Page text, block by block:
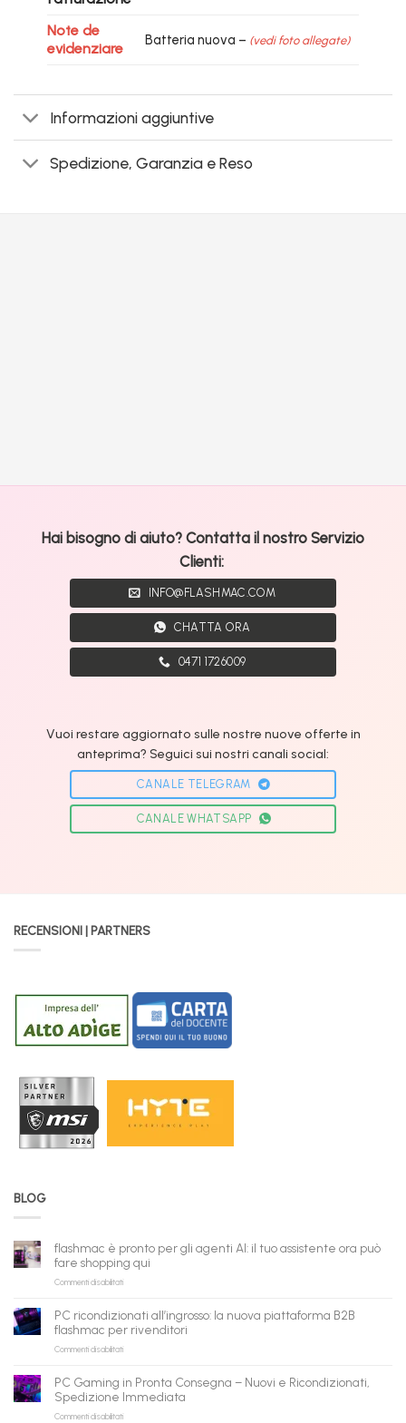
Note de
evidenziare
Batteria nuova – (vedi foto allegate)
Informazioni aggiuntive
Spedizione, Garanzia e Reso
Hai bisogno di aiuto? Contatta il nostro Servizio
Clienti:
INFO@FLASHMAC.COM
CHATTA ORA
0471 1726009
Vuoi restare aggiornato sulle nostre nuove offerte in
anteprima? Seguici sui nostri canali social:
CANALE TELEGRAM
CANALE WHATSAPP
RECENSIONI | PARTNERS
BLOG
flashmac è pronto per gli agenti AI: il tuo assistente ora può
fare shopping qui
Commenti disabilitatisu
pronto
per
gli
il
tuo
assistente
PC ricondizionati all’ingrosso: la nuova piattaforma B2B
flashmac per rivenditori
Commenti disabilitatisu
all’ingrosso:
la
nuova
PC Gaming in Pronta Consegna – Nuovi e Ricondizionati,
Spedizione Immediata
Commenti disabilitatisu